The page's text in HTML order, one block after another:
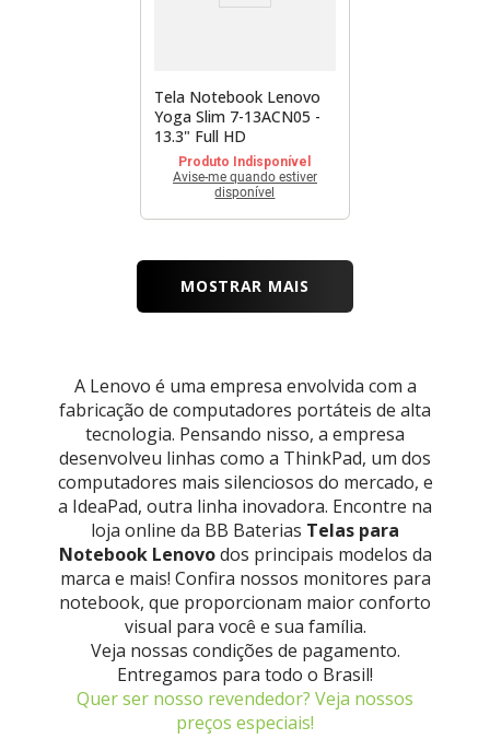
Tela Notebook Lenovo
Yoga Slim 7-13ACN05 -
13.3" Full HD
Produto Indisponível
Avise-me quando estiver
disponível
MOSTRAR MAIS
A Lenovo é uma empresa envolvida com a
fabricação de computadores portáteis de alta
tecnologia. Pensando nisso, a empresa
desenvolveu linhas como a ThinkPad, um dos
computadores mais silenciosos do mercado, e
a IdeaPad, outra linha inovadora. Encontre na
loja online da BB Baterias Telas para
Notebook Lenovodos principais modelos da
marca e mais! Confira nossos monitores para
notebook, que proporcionam maior conforto
visual para você e sua família.
Veja nossas condições de pagamento.
Entregamos para todo o Brasil!
Quer ser nosso revendedor? Veja nossos
preços especiais!